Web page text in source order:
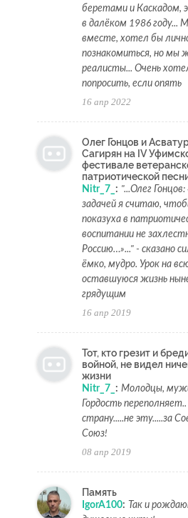
беретами и Каскадом,
в далёком 1986 году...
вместе, хотел бы
познакомиться, но мы
реалисты... Очень
попросить, если опять
16 апр 2022
Олег Гонцов и
Сагирян на IV
фестивале
патриотической
Nitr_7_ : "...Олег
задачей я считаю,
показуха в
воспитании не
Россию…»..." - сказано
ёмко, мудро. Урок на
оставшуюся жизнь
грядущим
16 апр 2019
Тот, кто грезит и
войной, не видел
жизни
Nitr_7_ : Молодцы,
Гордость переполняет..
страну.....не эту.....за
Союз!
08 апр 2019
Память
IgorA100: Так и